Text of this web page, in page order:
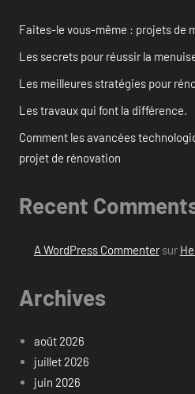
Faites-le vous-même : projets de
Les secrets pour réussir la
Les meilleures stratégies pour
Les travaux qui font la différence.
Comment les avancées
projet de rénovation
Recent
A WordPress Commentersur
Archives
août 2026
juillet 2026
juin 2026